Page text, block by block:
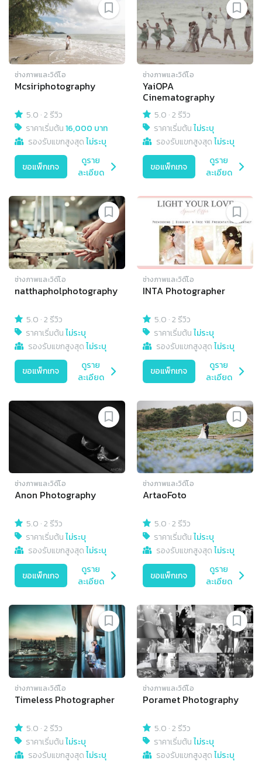
ช่างภาพและวิดีโอ
Mcsiriphotography
5.0 ·2 รีวิว
ราคาเริ่มต้น16,000 บาท
รองรับแขกสูงสุดไม่ระบุ
ขอแพ็กเกจ
ดูราย
ละเอียด
ช่างภาพและวิดีโอ
YaiOPA
Cinematography
5.0 ·2 รีวิว
ราคาเริ่มต้นไม่ระบุ
รองรับแขกสูงสุดไม่ระบุ
ขอแพ็กเกจ
ดูราย
ละเอียด
ช่างภาพและวิดีโอ
natthapholphotography
5.0 ·2 รีวิว
ราคาเริ่มต้นไม่ระบุ
รองรับแขกสูงสุดไม่ระบุ
ขอแพ็กเกจ
ดูราย
ละเอียด
ช่างภาพและวิดีโอ
INTA Photographer
5.0 ·2 รีวิว
ราคาเริ่มต้นไม่ระบุ
รองรับแขกสูงสุดไม่ระบุ
ขอแพ็กเกจ
ดูราย
ละเอียด
ช่างภาพและวิดีโอ
Anon Photography
5.0 ·2 รีวิว
ราคาเริ่มต้นไม่ระบุ
รองรับแขกสูงสุดไม่ระบุ
ขอแพ็กเกจ
ดูราย
ละเอียด
ช่างภาพและวิดีโอ
ArtaoFoto
5.0 ·2 รีวิว
ราคาเริ่มต้นไม่ระบุ
รองรับแขกสูงสุดไม่ระบุ
ขอแพ็กเกจ
ดูราย
ละเอียด
ช่างภาพและวิดีโอ
Timeless Photographer
5.0 ·2 รีวิว
ราคาเริ่มต้นไม่ระบุ
รองรับแขกสูงสุดไม่ระบุ
ช่างภาพและวิดีโอ
Poramet Photography
5.0 ·2 รีวิว
ราคาเริ่มต้นไม่ระบุ
รองรับแขกสูงสุดไม่ระบุ